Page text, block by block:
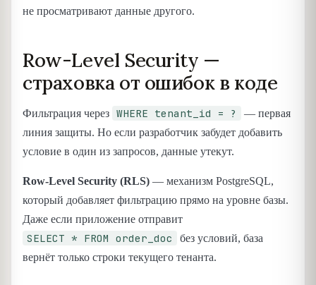
не просматривают данные другого.
Row-Level Security —
страховка от ошибок в коде
Фильтрация через WHERE tenant_id = ?
— первая
линия защиты. Но если разработчик забудет добавить
условие в один из запросов, данные утекут.
Row-Level Security (RLS) — механизм PostgreSQL,
который добавляет фильтрацию прямо на уровне базы.
Даже если приложение отправит
SELECT * FROM order_doc
без условий, база
вернёт только строки текущего тенанта.